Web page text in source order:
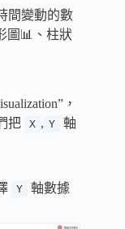
間變動的數
圖📊、柱狀
，
把
X , Y
軸
Y 軸數據